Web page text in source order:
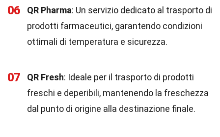
06 QR Pharma: Un servizio dedicato al trasporto di
prodotti farmaceutici, garantendo condizioni
ottimali di temperatura e sicurezza.
07 QR Fresh: Ideale per il trasporto di prodotti
freschi e deperibili, mantenendo la freschezza
dal punto di origine alla destinazione finale.